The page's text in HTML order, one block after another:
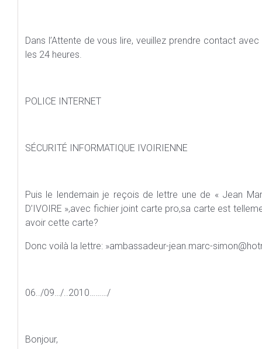
Dans l’Attente de vous lire, veuillez prendre contact
les 24 heures.
POLICE INTERNET
SÉCURITÉ INFORMATIQUE IVOIRIENNE
Puis le lendemain je reçois de lettre une de « Jean
D’IVOIRE‏ »,avec fichier joint carte pro,sa carte est tellement vrai qu’on flippe 1000 fois.Comment ils ont pu
avoir cette carte?
Donc voilà la lettre: »ambassadeur-jean.marc-
06../09…/..2010………/
Bonjour,